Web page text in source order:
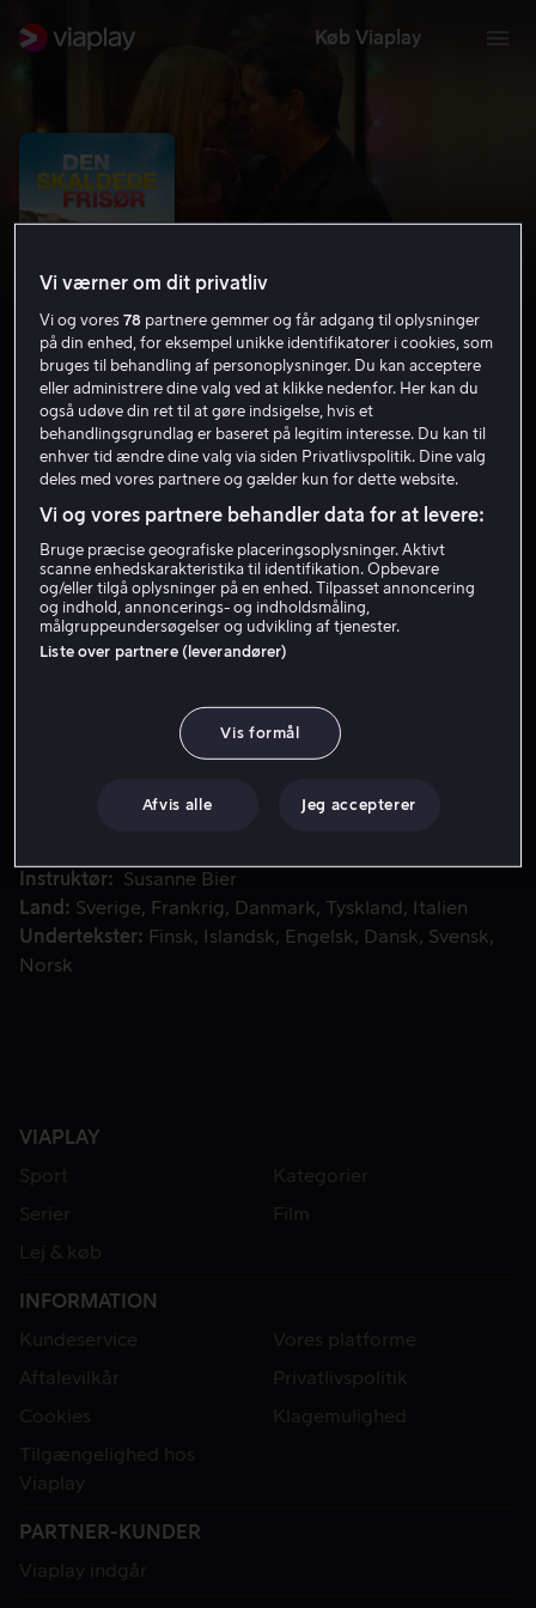
Køb Viaplay
Den skaldede frisør
6.5 Drama 2012 1 t. 51 min
7 år
Få Viaplay
med sin mand, Leif, som kommer anstigende til festen
med sin nye, blonde nipskæreste.
Instruktør
Susanne Bier
Land
Sverige Frankrig Danmark Tyskland
Italien
Undertekster
Finsk Islandsk Engelsk Dansk
Svensk
Norsk
VIAPLAY
Sport
Kategorier
Serier
Film
Lej & køb
INFORMATION
Kundeservice
Vores platforme
Aftalevilkår
Privatlivspolitik
Cookies
Klagemulighed
Tilgængelighed hos
Viaplay
PARTNER-KUNDER
Viaplay indgår
Vi værner om dit privatliv
Vi og vores78 partnere gemmer og får adgang til oplysninger
på din enhed, for eksempel unikke identifikatorer i cookies, som
bruges til behandling af personoplysninger. Du kan acceptere
eller administrere dine valg ved at klikke nedenfor. Her kan du
også udøve din ret til at gøre indsigelse, hvis et
behandlingsgrundlag er baseret på legitim interesse. Du kan til
enhver tid ændre dine valg via siden Privatlivspolitik. Dine valg
deles med vores partnere og gælder kun for dette website.
Vi og vores partnere behandler data for at levere:
Bruge præcise geografiske placeringsoplysninger. Aktivt
scanne enhedskarakteristika til identifikation. Opbevare
og/eller tilgå oplysninger på en enhed. Tilpasset annoncering
og indhold, annoncerings- og indholdsmåling,
målgruppeundersøgelser og udvikling af tjenester.
Liste over partnere (leverandører)
Vis formål
Afvis alle Jeg accepterer